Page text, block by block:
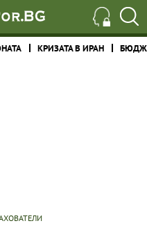
КРИЗАТА В ИРАН